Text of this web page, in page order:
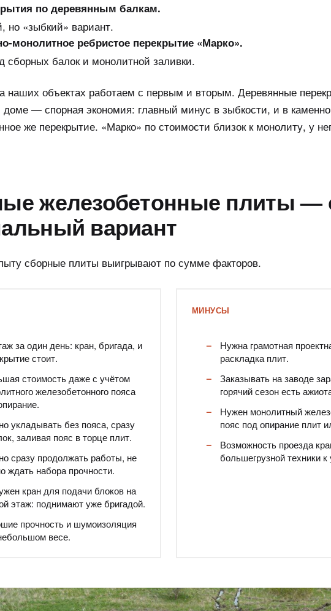
по деревянным балкам.
но «зыбкий» вариант.
монолитное ребристое перекрытие «Марко».
сборных балок и монолитной заливки.
наших объектах работаем с первым и вторым. Деревянные
доме — спорная экономия: главный минус в зыбкости, и в
же перекрытие. «Марко» по стоимости близок к монолиту, у
железобетонные плиты
вариант
сборные плиты выигрывают по сумме факторов.
за один день: кран, бригада, и
стоит.
стоимость даже с учётом
железобетонного пояса
укладывать без пояса, сразу
заливая пояс в торце плит.
сразу продолжать работы, не
ждать набора прочности.
кран для подачи блоков на
этаж: поднимают уже бригадой.
прочность и шумоизоляция
весе.
МИНУСЫ
Нужна грамотная
раскладка плит.
Заказывать на заводе
горячий сезон есть
Нужен монолитный
пояс под опирание плит
Возможность проезда
большегрузной техники к